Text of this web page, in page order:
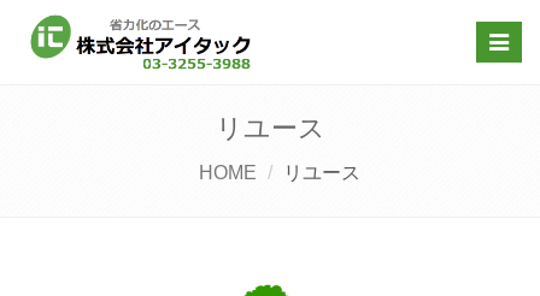
リユース
HOME リユース